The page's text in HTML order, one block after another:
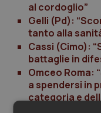
Salute orale &
Sangue &
Tiroide
Tumore al
al cordoglio”
Gelli (Pd):
tanto alla
Cassi (Cimo):
battaglie in
Omceo Roma:
a spendersi in
categoria e